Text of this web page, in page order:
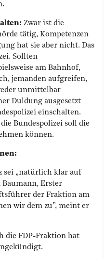
Zwar ist die
tätig, Kompetenzen
hat sie aber nicht. Das
Sollten
am Bahnhof,
jemanden aufgreifen,
unmittelbar
Duldung ausgesetzt
einschalten.
Bundespolizei soll die
können.
sei „natürlich klar auf
Baumann, Erster
der Fraktion am
wir dem zu”, meint er
die FDP-Fraktion hat